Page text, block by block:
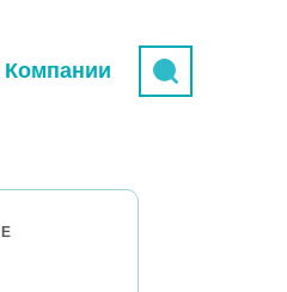
Компании